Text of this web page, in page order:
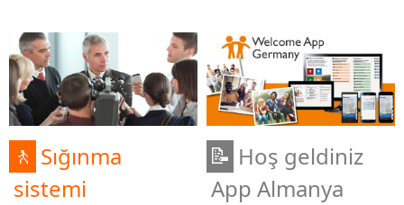
🚶 Sığınma
sistemi
📝 Hoş geldiniz
App Almanya